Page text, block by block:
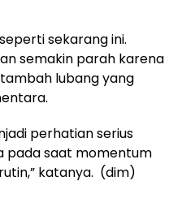
sekarang ini.
semakin parah karena
lubang yang
perhatian serius
pada saat momentum
katanya. (dim)